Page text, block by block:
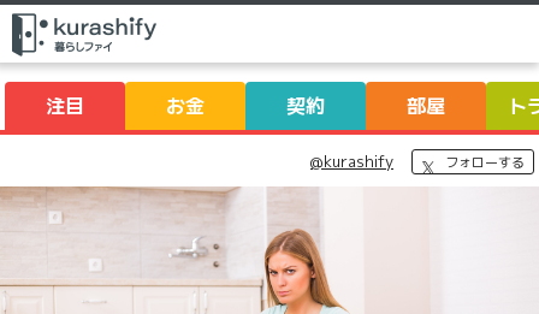
注目 お金 契約 部屋 ト
@kurashify フォローする